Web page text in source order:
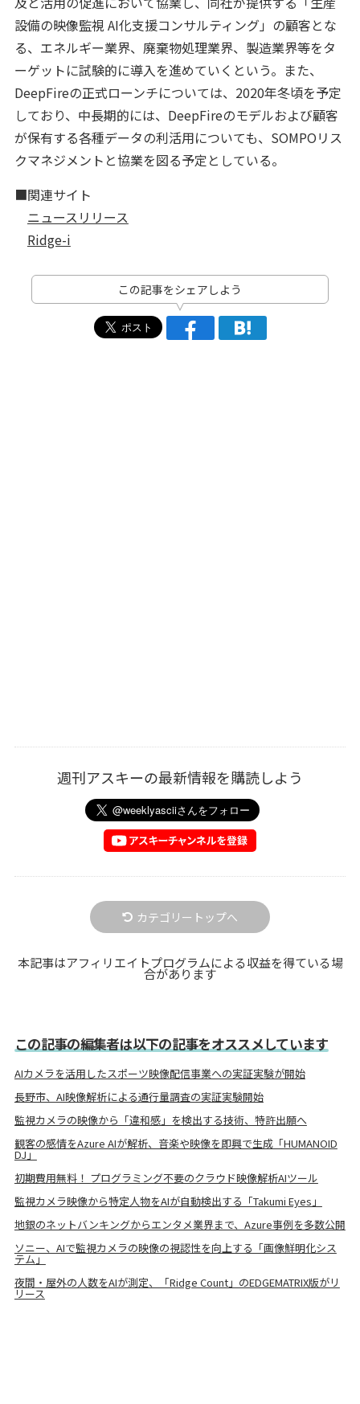
設備の映像監視 AI化支援コンサルティング」の顧客とな
る、エネルギー業界、廃棄物処理業界、製造業界等をタ
ーゲットに試験的に導入を進めていくという。また、
DeepFireの正式ローンチについては、2020年冬頃を予定
しており、中長期的には、DeepFireのモデルおよび顧客
が保有する各種データの利活用についても、SOMPOリス
クマネジメントと協業を図る予定としている。
■関連サイト
ニュースリリース
Ridge-i
この記事をシェアしよう
週刊アスキーの最新情報を購読しよう
カテゴリートップへ
本記事はアフィリエイトプログラムによる収益を得ている場
合があります
この記事の編集者は以下の記事をオススメしています
AIカメラを活用したスポーツ映像配信事業への実証実験が開始
長野市、AI映像解析による通行量調査の実証実験開始
監視カメラの映像から「違和感」を検出する技術、特許出願へ
観客の感情をAzure AIが解析、音楽や映像を即興で生成「HUMANOID
DJ」
初期費用無料！ プログラミング不要のクラウド映像解析AIツール
監視カメラ映像から特定人物をAIが自動検出する「Takumi Eyes」
地銀のネットバンキングからエンタメ業界まで、Azure事例を多数公開
ソニー、AIで監視カメラの映像の視認性を向上する「画像鮮明化シス
テム」
夜間・屋外の人数をAIが測定、「Ridge Count」のEDGEMATRIX版がリ
リース